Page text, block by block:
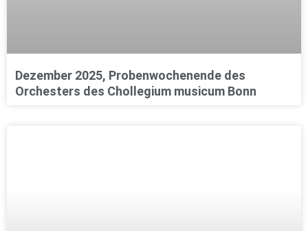
Dezember 2025, Probenwochenende des
Orchesters des Chollegium musicum Bonn